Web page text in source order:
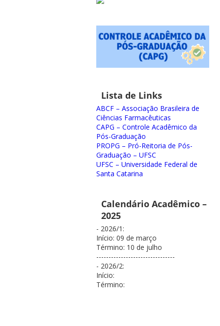
Lista de Links
ABCF – Associação Brasileira de
Ciências Farmacêuticas
CAPG – Controle Acadêmico da
Pós-Graduação
PROPG – Pró-Reitoria de Pós-
Graduação – UFSC
UFSC – Universidade Federal de
Santa Catarina
Calendário Acadêmico –
2025
- 2026/1:
Início: 09 de março
Término: 10 de julho
--------------------------------
- 2026/2:
Início:
Término: